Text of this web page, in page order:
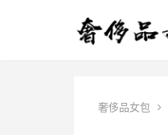
奢侈品女包